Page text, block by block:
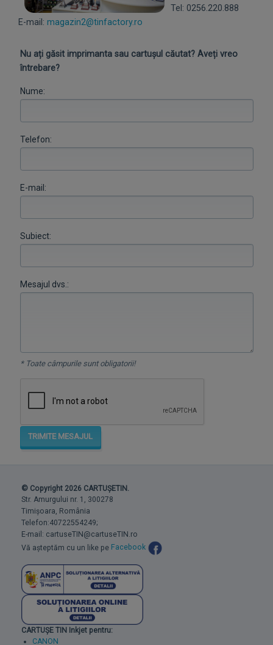
Tel: 0256.220.888
E-mail: magazin2@tinfactory.ro
Nu ați găsit imprimanta sau cartușul căutat? Aveți vreo
întrebare?
Nume:
Telefon:
E-mail:
Subiect:
Mesajul dvs.:
* Toate câmpurile sunt obligatorii!
TRIMITE MESAJUL
© Copyright 2026 CARTUȘETIN.
Str. Amurgului nr. 1, 300278
Timișoara, România
Telefon:40722554249;
E-mail: cartuseTIN@cartuseTIN.ro
Vă așteptăm cu un like pe Facebook
CARTUȘE TIN Inkjet pentru:
CANON